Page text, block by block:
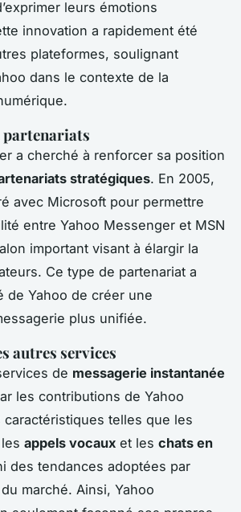
leurs émotions
innovation a rapidement été
plateformes, soulignant
dans le contexte de la
a cherché à renforcer sa position
stratégiques. En 2005,
avec Microsoft pour permettre
entre Yahoo Messenger et MSN
important visant à élargir la
Ce type de partenariat a
de Yahoo de créer une
plus unifiée.
autres services
de messagerie instantanée
les contributions de Yahoo
caractéristiques telles que les
appels vocaux et les chats en
des tendances adoptées par
marché. Ainsi, Yahoo